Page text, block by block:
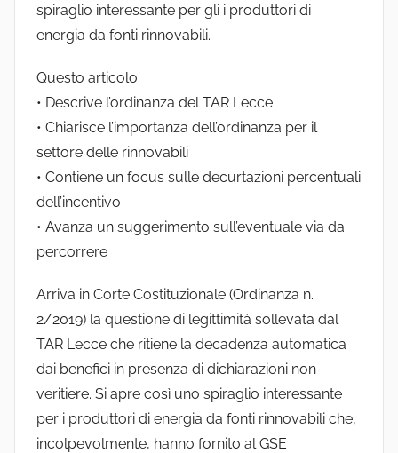
spiraglio interessante per gli i produttori di
energia da fonti rinnovabili.
Questo articolo:
• Descrive l’ordinanza del TAR Lecce
• Chiarisce l’importanza dell’ordinanza per il
settore delle rinnovabili
• Contiene un focus sulle decurtazioni percentuali
dell’incentivo
• Avanza un suggerimento sull’eventuale via da
percorrere
Arriva in Corte Costituzionale (Ordinanza n.
2/2019) la questione di legittimità sollevata dal
TAR Lecce che ritiene la decadenza automatica
dai benefici in presenza di dichiarazioni non
veritiere. Si apre così uno spiraglio interessante
per i produttori di energia da fonti rinnovabili che,
incolpevolmente, hanno fornito al GSE